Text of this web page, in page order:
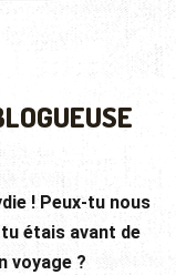
! Peux-tu nous
étais avant de
voyage ?